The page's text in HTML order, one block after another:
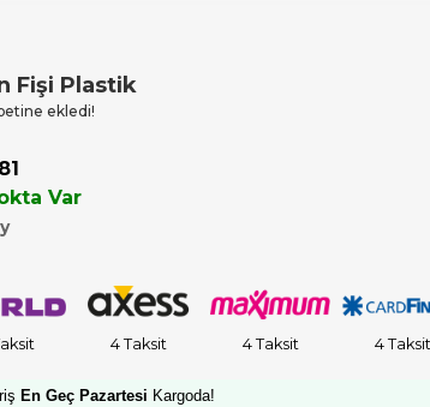
Fişi Plastik
ekledi!
Var
4 Taksit 4 Taksit 4 Taksit
En Geç Pazartesi Kargoda!